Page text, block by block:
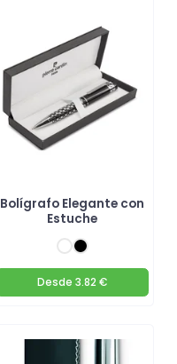
Bolígrafo Elegante con
Estuche
Desde 3.82 €